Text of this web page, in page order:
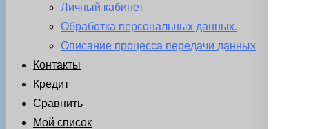
Личный кабинет
Обработка персональных данных.
Описание процесса передачи данных
Контакты
Кредит
Сравнить
Мой список